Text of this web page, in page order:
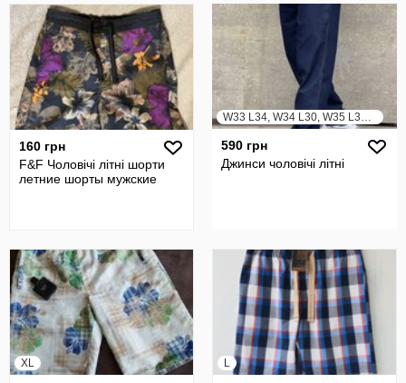
160 грн
F&F Чоловічі літні шорти
летние шорты мужские
W33 L34, W34 L30, W35 L30, W36 L34, W37 L34, W38 L30
590 грн
Джинси чоловічі літні
XL L